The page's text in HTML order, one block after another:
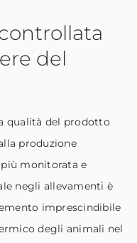
del
qualità del prodotto
produzione
monitorata e
negli allevamenti è
imprescindibile
degli animali nel